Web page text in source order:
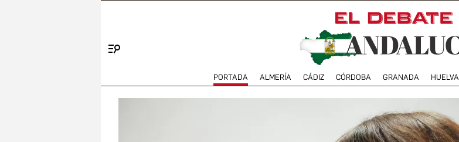
PORTADA ALMERÍA CÁDIZ CÓRDOBA GRANADA HUELVA